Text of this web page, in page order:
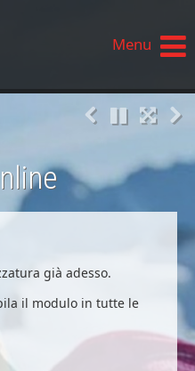
Menu
già adesso.
il modulo in tutte le